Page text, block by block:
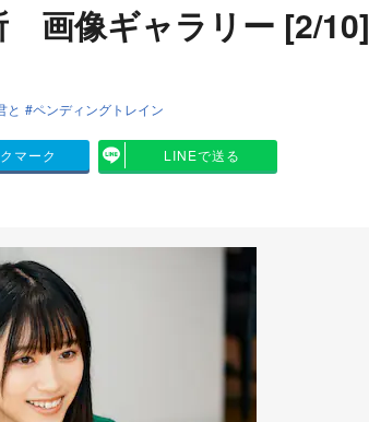
画像ギャラリー [2/10]
と ペンディングトレイン
マーク LINEで送る